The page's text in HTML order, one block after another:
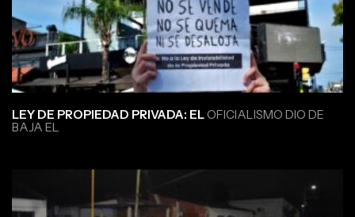
LEY DE PROPIEDAD PRIVADA: ELOFICIALISMO DIO DE
BAJA EL